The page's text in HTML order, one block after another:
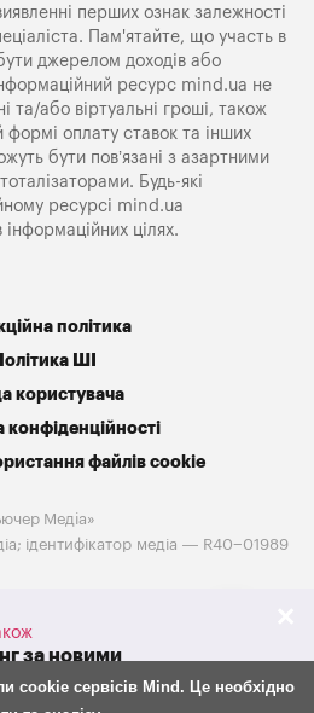
за новими
що з 30 липня
для бізнесу та
перших ознак залежності
Пам'ятайте, що участь в
джерелом доходів або
ресурс mind.ua не
та/або віртуальні гроші, також
формі оплату ставок та інших
бути пов’язані з азартними
Будь-які
ресурсі mind.ua
цілях.
політика
ШІ
користувача
конфіденційності
файлів cookie
Медiа»
ідентифікатор медіа — R40−01989
cookie сервісів Mind. Це необхідно